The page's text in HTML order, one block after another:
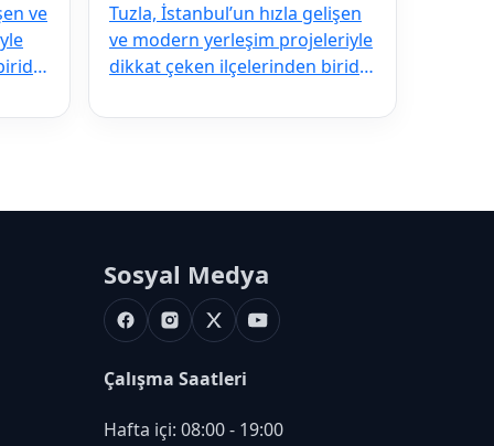
ve
Tuzla, İstanbul’un hızla gelişen
ve modern yerleşim projeleriyle
dikkat çeken ilçelerinden biridir.
Sosyal Medya
FacebookInstagram
X
Youtube
Çalışma Saatleri
Hafta içi: 08:00 - 19:00